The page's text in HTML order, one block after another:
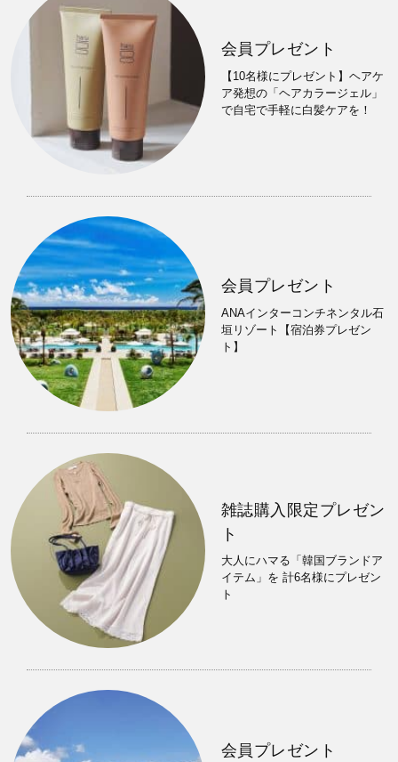
会員プレゼント
【10名様にプレゼント】ヘアケ
ア発想の「ヘアカラージェル」
で自宅で手軽に白髪ケアを！
会員プレゼント
ANAインターコンチネンタル石
垣リゾート【宿泊券プレゼン
ト】
雑誌購入限定プレゼン
ト
大人にハマる「韓国ブランドア
イテム」を 計6名様にプレゼン
ト
会員プレゼント